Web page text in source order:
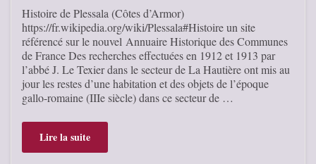
Histoire de Plessala (Côtes d’Armor)
https://fr.wikipedia.org/wiki/Plessala#Histoire un site
référencé sur le nouvel Annuaire Historique des Communes
de France Des recherches effectuées en 1912 et 1913 par
l’abbé J. Le Texier dans le secteur de La Hautière ont mis au
jour les restes d’une habitation et des objets de l’époque
gallo-romaine (IIIe siècle) dans ce secteur de …
Lire la suite